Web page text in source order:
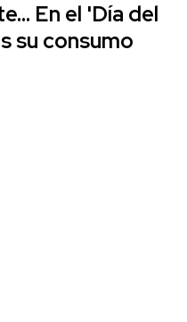
En el 'Día del
su consumo